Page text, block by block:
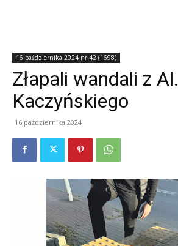
16 października 2024 nr 42 (1698)
Złapali wandali z Al.
Kaczyńskiego
16 października 2024